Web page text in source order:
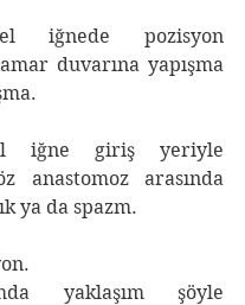
iğnede pozisyon
duvarına yapışma
iğne giriş yeriyle
anastomoz arasında
ya da spazm.
yaklaşım şöyle